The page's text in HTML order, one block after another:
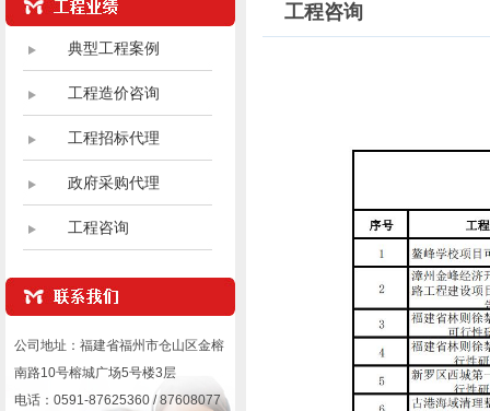
典型工程案例
工程造价咨询
工程招标代理
政府采购代理
工程咨询
公司地址：福建省福州市仓山区金榕
南路10号榕城广场5号楼3层
电话：0591-87625360 / 87608077
工程咨询